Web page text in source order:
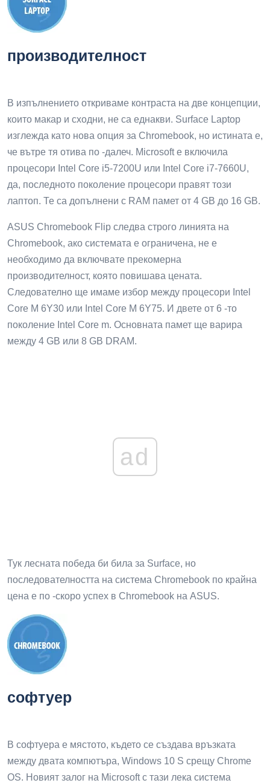
производителност
В изпълнението откриваме контраста на две концепции,
които макар и сходни, не са еднакви. Surface Laptop
изглежда като нова опция за Chromebook, но истината е,
че вътре тя отива по -далеч. Microsoft е включила
процесори Intel Core i5-7200U или Intel Core i7-7660U,
да, последното поколение процесори правят този
лаптоп. Те са допълнени с RAM памет от 4 GB до 16 GB.
ASUS Chromebook Flip следва строго линията на
Chromebook, ако системата е ограничена, не е
необходимо да включвате прекомерна
производителност, която повишава цената.
Следователно ще имаме избор между процесори Intel
Core M 6Y30 или Intel Core M 6Y75. И двете от 6 -то
поколение Intel Core m. Основната памет ще варира
между 4 GB или 8 GB DRAM.
ad
Тук лесната победа би била за Surface, но
последователността на система Chromebook по крайна
цена е по -скоро успех в Chromebook на ASUS.
софтуер
В софтуера е мястото, където се създава връзката
между двата компютъра, Windows 10 S срещу Chrome
OS. Новият залог на Microsoft с тази лека система